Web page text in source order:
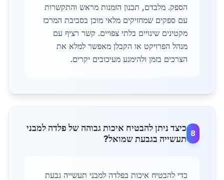
הספק. מלבדם, תכנון הזמנות מראש והתקשרות
עם ספקים שמחזיקים מלאי מוכן בסביבת המרכז
מקטינים שינויים בלתי צפויים. קשר רציף עם
מנהל הפרויקט או הקבלן מאפשר למלא את
הצרכים בזמן ולהימנע מעיכובים יקרים.
8
כיצד ניתן להבטיח איכות גבוהה של פלדה למבני
תעשייה בגבעת שמואל?
כדי להבטיח איכות בפלדה למבני תעשייה גבעת